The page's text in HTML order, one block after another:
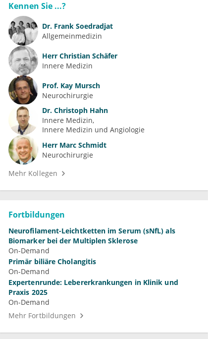
Kennen Sie ...?
Dr. Frank Soedradjat
Allgemeinmedizin
Herr Christian Schäfer
Innere Medizin
Prof. Kay Mursch
Neurochirurgie
Dr. Christoph Hahn
Innere Medizin
Innere Medizin und Angiologie
Herr Marc Schmidt
Neurochirurgie
Mehr Kollegen
Fortbildungen
Neurofilament-Leichtketten im Serum (sNfL) als
Biomarker bei der Multiplen Sklerose
On-Demand
Primär biliäre Cholangitis
On-Demand
Expertenrunde: Lebererkrankungen in Klinik und
Praxis 2025
On-Demand
Mehr Fortbildungen